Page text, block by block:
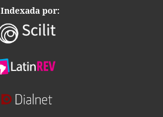
Indexada por: